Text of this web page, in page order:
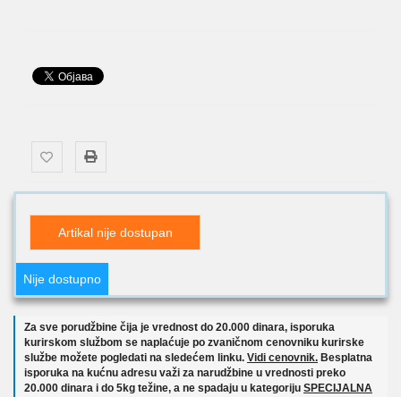
Artikal nije dostupan
Nije dostupno
Za sve porudžbine čija je vrednost do 20.000 dinara, isporuka
kurirskom službom se naplaćuje po zvaničnom cenovniku kurirske
službe možete pogledati na sledećem linku. Vidi cenovnik. Besplatna
isporuka na kućnu adresu važi za narudžbine u vrednosti preko
20.000 dinara i do 5kg težine, a ne spadaju u kategoriju SPECIJALNA